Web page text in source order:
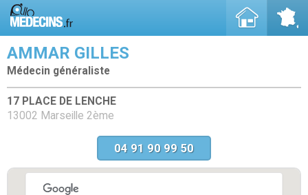
AMMAR GILLES
Médecin généraliste
17 PLACE DE LENCHE
13002 Marseille 2ème
04 91 90 99 50